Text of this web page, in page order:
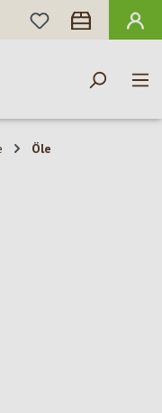
DU HAST 0
Öle